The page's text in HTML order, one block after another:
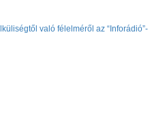
való félelméről az “Inforádió”-